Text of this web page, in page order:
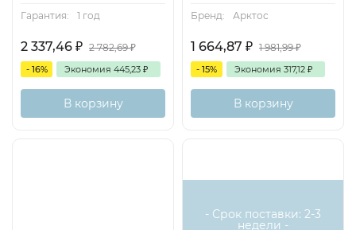
обеспечения прочности конструкции.
Гарантия: 1 год
2 337,46 ₽ 2 782,69₽
- 16% Экономия 445,23 ₽
В корзину
Бренд: Арктос
1 664,87 ₽ 1 981,99₽
- 15% Экономия 317,12 ₽
В корзину
- Срок поставки: 2-3
недели -